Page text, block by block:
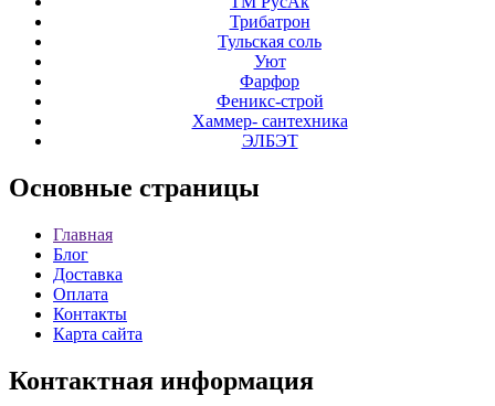
Трибатрон
Тульская соль
Уют
Фарфор
Феникс-строй
Хаммер- сантехника
ЭЛБЭТ
Основные страницы
Главная
Блог
Доставка
Оплата
Контакты
Карта сайта
Контактная информация